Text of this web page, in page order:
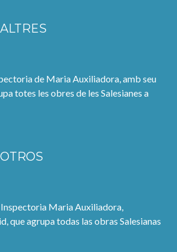
de Maria Auxiliadora, amb seu
totes les obres de les Salesianes a
Inspectoria Maria Auxiliadora,
que agrupa todas las obras Salesianas